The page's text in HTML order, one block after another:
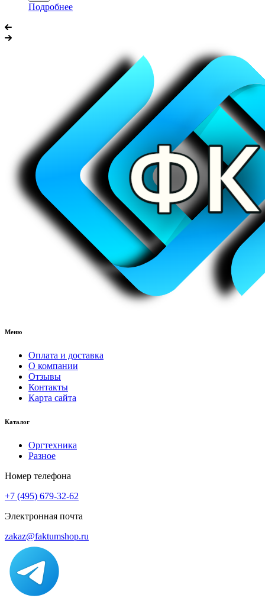
Подробнее
Меню
Оплата и доставка
О компании
Отзывы
Контакты
Карта сайта
Каталог
Оргтехника
Разное
Номер телефона
+7 (495) 679-32-62
Электронная почта
zakaz@faktumshop.ru